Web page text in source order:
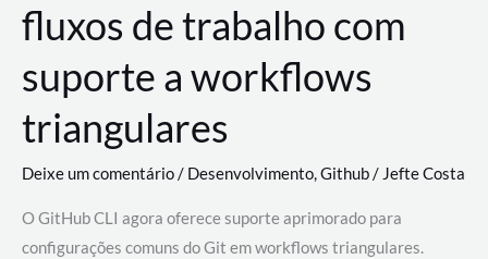
fluxos de trabalho com
suporte a workflows
triangulares
Deixe um comentário/ Desenvolvimento,Github/ Jefte Costa
O GitHub CLI agora oferece suporte aprimorado para
configurações comuns do Git em workflows triangulares.